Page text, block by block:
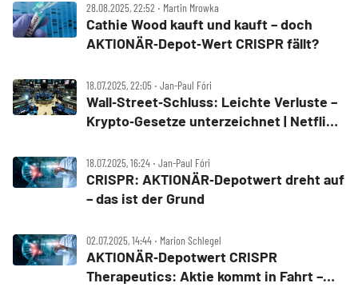
28.08.2025, 22:52 ‧ Martin Mrowka
Cathie Wood kauft und kauft – doch
AKTIONÄR‑Depot‑Wert CRISPR fällt?
18.07.2025, 22:05 ‧ Jan-Paul Fóri
Wall‑Street‑Schluss: Leichte Verluste –
Krypto‑Gesetze unterzeichnet | Netflix
18.07.2025, 16:24 ‧ Jan-Paul Fóri
CRISPR: AKTIONÄR‑Depotwert dreht auf
– das ist der Grund
02.07.2025, 14:44 ‧ Marion Schlegel
AKTIONÄR‑Depotwert CRISPR
Therapeutics: Aktie kommt in Fahrt –